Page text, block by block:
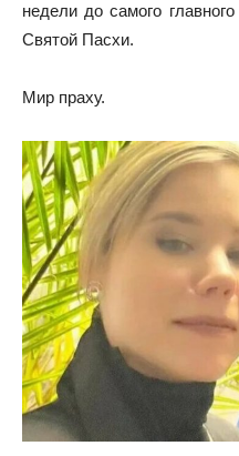
недели до самого
Святой Пасхи.
Мир праху.